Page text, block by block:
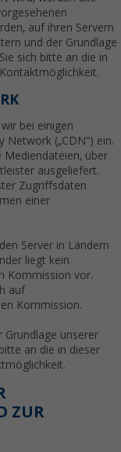
auf ihren Servern
und der Grundlage
sich bitte an die in
bei einigen
(„CDN“) ein.
Mediendateien, über
ausgeliefert.
Zugriffsdaten
einer
Server in Ländern
liegt kein
Kommission vor.
auf
Kommission.
Grundlage unserer
an die in dieser
ZUR